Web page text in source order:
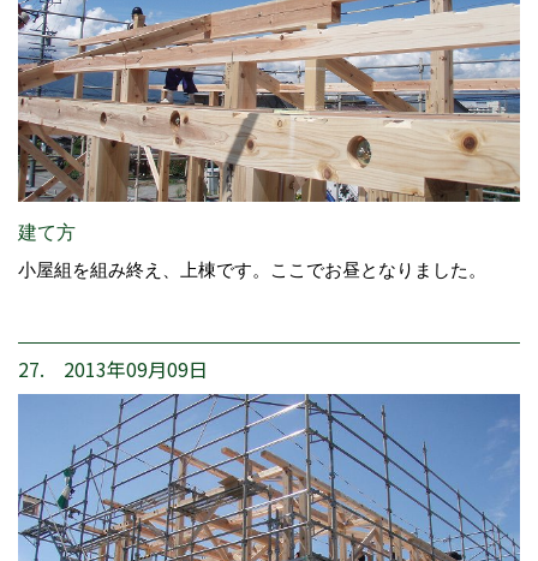
建て方
小屋組を組み終え、上棟です。ここでお昼となりました。
27. 2013年09月09日